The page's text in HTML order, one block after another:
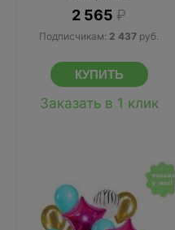
2 565 ₽
Подписчикам: 2 437 руб.
Заказать в 1 клик